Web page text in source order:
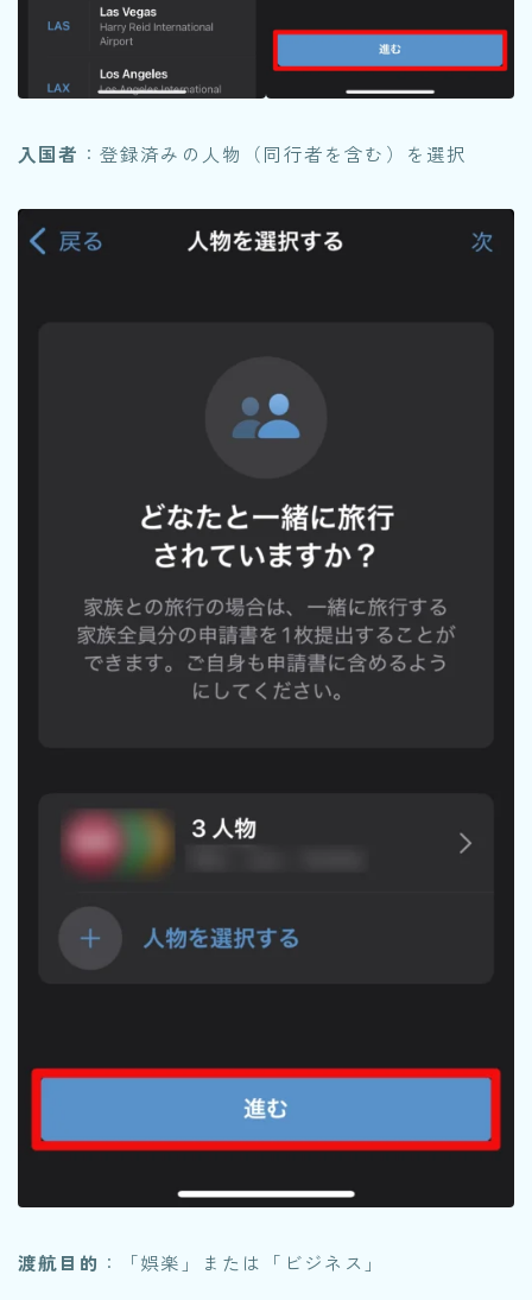
入国者 ：登録済みの人物（同行者を含む）を選択
渡航目的 ：「娯楽」または「ビジネス」